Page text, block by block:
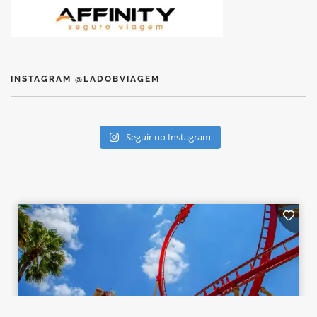
INSTAGRAM @LADOBVIAGEM
Seguir no Instagram